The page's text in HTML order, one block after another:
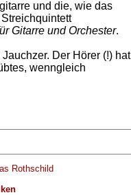
und die, wie das
Gitarre und Orchester.
Der Hörer (!) hat
wenngleich
Rothschild